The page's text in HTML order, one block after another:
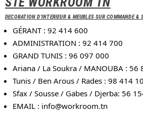
DECORATION D'INTERIEUR & MEUBLES SUR COMMANDE &
GÉRANT : 92 414 600
ADMINISTRATION : 92 414 700
GRAND TUNIS : 96 097 000
Ariana / La Soukra / MANOUBA : 56
Tunis / Ben Arous / Rades : 98 414
Sfax / Sousse / Gabes / Djerba: 56
EMAIL : info@workroom.tn